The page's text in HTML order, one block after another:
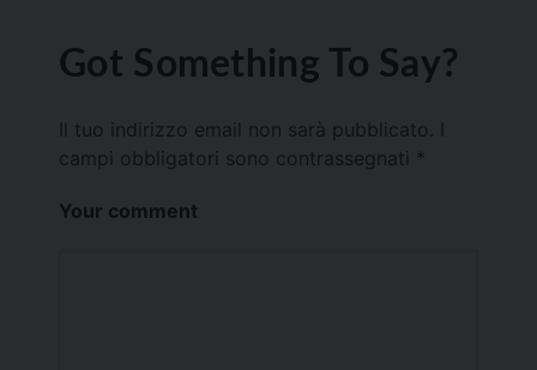
Got Something To Say?
Il tuo indirizzo email non sarà pubblicato.
campi obbligatori sono contrassegnati *
Your comment